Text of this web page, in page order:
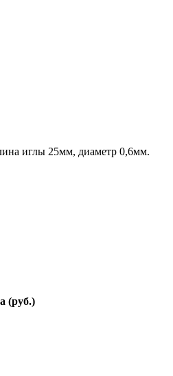
иглы 25мм, диаметр 0,6мм.
(руб.)